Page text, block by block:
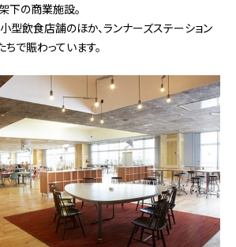
下の商業施設。
型飲食店舗のほか、ランナーズステーション
で賑わっています。